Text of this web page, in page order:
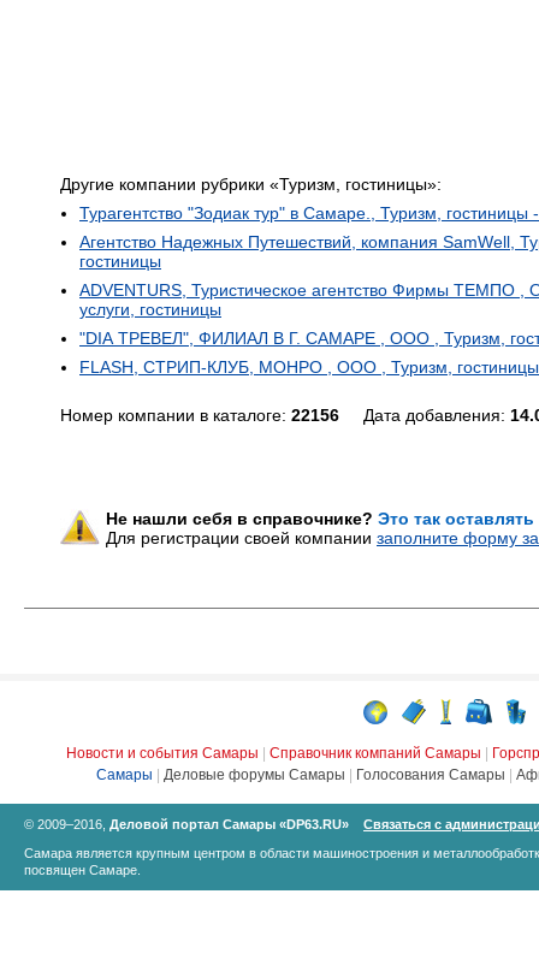
Другие компании рубрики «Туризм, гостиницы»:
Турагентство "Зодиак тур" в Самаре., Туризм, гостиницы
Агентство Надежных Путешествий, компания SamWell,
гостиницы
ADVENTURS, Туристическое агентство Фирмы ТЕМПО ,
услуги, гостиницы
"DIА ТРЕВЕЛ", ФИЛИАЛ В Г. САМАРЕ , ООО , Туризм,
FLASH, СТРИП-КЛУБ, МОНРО , ООО , Туризм, гостиницы -
Номер компании в каталоге: 22156 Дата добавления:
Не нашли себя в справочнике? Это так
Для регистрации своей компании заполните форму
Новости и события Самары Справочник компаний Самары
Самары
Деловые форумы Самары Голосования Самары
© 2009–2016, Деловой портал Самары «DP63.RU»
Связаться с
Самара является крупным центром в области машиностроения и
посвящен Самаре.